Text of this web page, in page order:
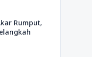
Rumput,